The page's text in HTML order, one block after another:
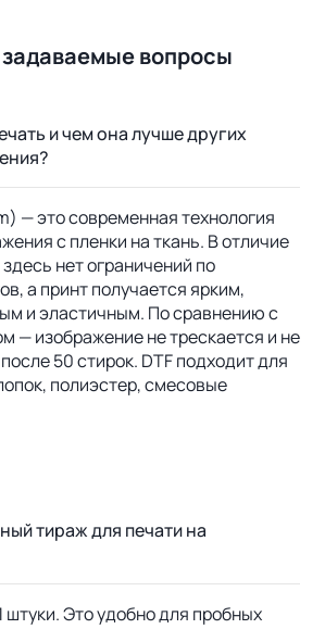
вопросы
и чем она лучше других
— это современная технология
с пленки на ткань. В отличие
нет ограничений по
а принт получается ярким,
и эластичным. По сравнению с
— изображение не трескается и не
50 стирок. DTF подходит для
полиэстер, смесовые
тираж для печати на
штуки. Это удобно для пробных